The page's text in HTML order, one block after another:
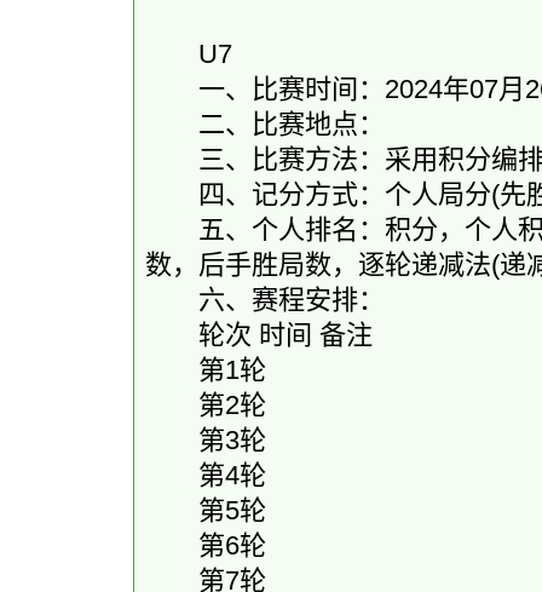
U7
一、比赛时间：2024年07月
二、比赛地点：
三、比赛方法：采用积分编排
四、记分方式：个人局分(先
五、个人排名：积分，个人积
数，后手胜局数，逐轮递减法(递
六、赛程安排：
轮次 时间 备注
第1轮
第2轮
第3轮
第4轮
第5轮
第6轮
第7轮